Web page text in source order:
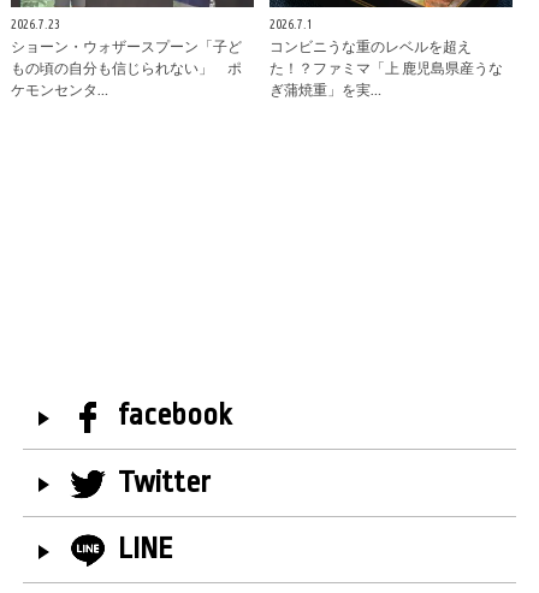
2026.7.23
ショーン・ウォザースプーン「子ど
もの頃の自分も信じられない」 ポ
ケモンセンタ…
2026.7.1
コンビニうな重のレベルを超え
た！？ファミマ「上 鹿児島県産うな
ぎ蒲焼重」を実…
facebook
Twitter
LINE